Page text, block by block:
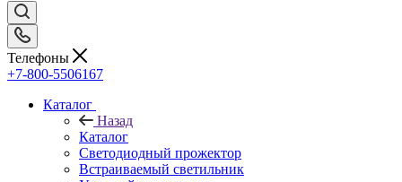
Телефоны
+7-800-5506167
Каталог
Назад
Каталог
Светодиодный прожектор
Встраиваемый светильник